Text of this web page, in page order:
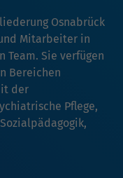
Osnabrück
Mitarbeiter in
Sie verfügen
Bereichen
der
Pflege,